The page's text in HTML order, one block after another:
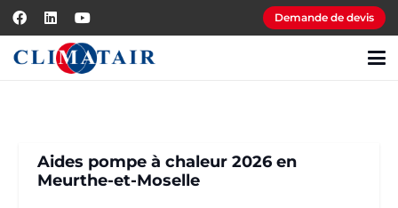
Demande de devis
Aides pompe à chaleur 2026 en
Meurthe-et-Moselle